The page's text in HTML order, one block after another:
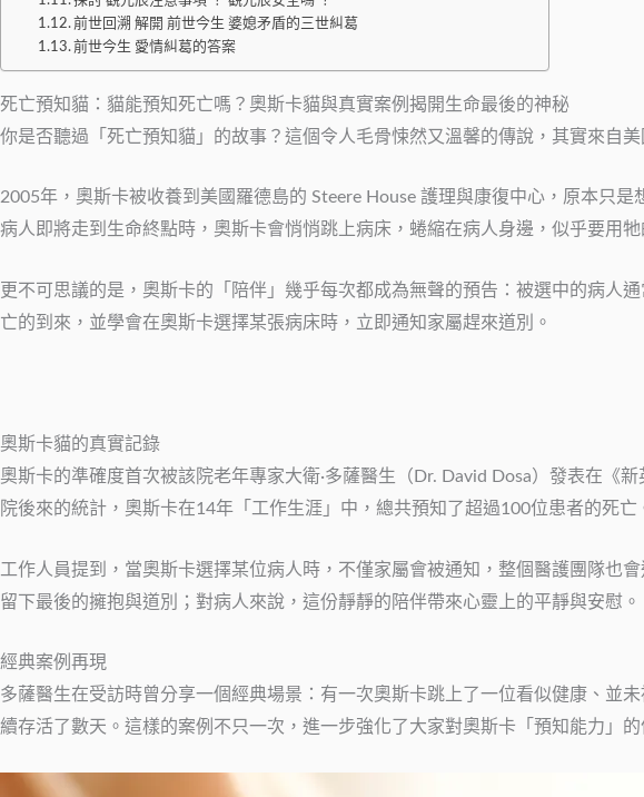
前世回溯 解開 前世今生 婆媳矛盾的三世糾葛
前世今生 愛情糾葛的答案
死亡預知貓：貓能預知死亡嗎？奧斯卡貓與真實案例揭開生命最後的神秘
你是否聽過「死亡預知貓」的故事？這個令人毛骨悚然又溫馨的傳說，其實來自
2005年，奧斯卡被收養到美國羅德島的 Steere House 護理與康復中心，原本只
病人即將走到生命終點時，奧斯卡會悄悄跳上病床，蜷縮在病人身邊，似乎要用
更不可思議的是，奧斯卡的「陪伴」幾乎每次都成為無聲的預告：被選中的病人
亡的到來，並學會在奧斯卡選擇某張病床時，立即通知家屬趕來道別。
奧斯卡貓的真實記錄
奧斯卡的準確度首次被該院老年專家大衛·多薩醫生（Dr. David Dosa）發表在《
院後來的統計，奧斯卡在14年「工作生涯」中，總共預知了超過100位患者的死亡
工作人員提到，當奧斯卡選擇某位病人時，不僅家屬會被通知，整個醫護團隊也
留下最後的擁抱與道別；對病人來說，這份靜靜的陪伴帶來心靈上的平靜與安慰。
經典案例再現
多薩醫生在受訪時曾分享一個經典場景：有一次奧斯卡跳上了一位看似健康、並
續存活了數天。這樣的案例不只一次，進一步強化了大家對奧斯卡「預知能力」的